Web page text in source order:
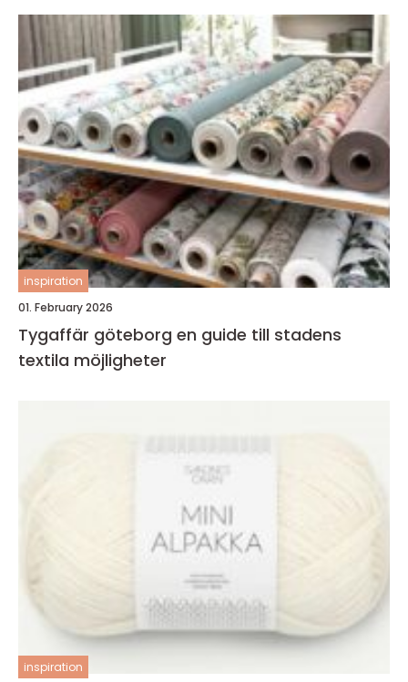
inspiration
01. February 2026
Tygaffär göteborg en guide till stadens
textila möjligheter
inspiration